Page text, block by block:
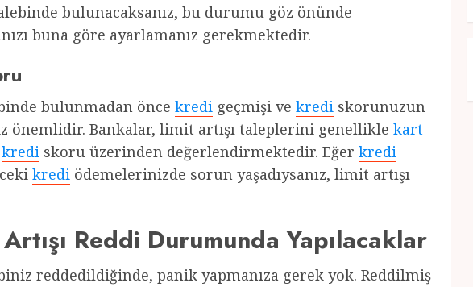
bulunacaksanız, bu durumu göz önünde
buna göre ayarlamanız gerekmektedir.
bulunmadan önce kredi geçmişi ve kredi skorunuzun
Bankalar, limit artışı taleplerini genellikle kart
kredi skoru üzerinden değerlendirmektedir. Eğer kredi
kredi ödemelerinizde sorun yaşadıysanız, limit artışı
Reddi Durumunda Yapılacaklar
reddedildiğinde, panik yapmanıza gerek yok. Reddilmiş